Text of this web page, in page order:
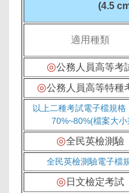
(4.5
適用種類
◎公務人員高等考
◎公務人員高等特種
以上二種考試電子檔規
70%~80%(檔案大
◎全民英檢測驗
全民英檢測驗電子檔
◎ 日文檢定考試